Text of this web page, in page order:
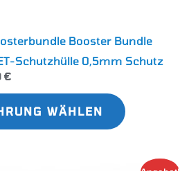
Booster Bundle
Schutzhülle 0,5mm Schutz
€
WÄHLEN